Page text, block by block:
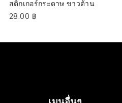
สติ๊กเกอร์กระดาษ ขาวด้าน
28.00 ฿